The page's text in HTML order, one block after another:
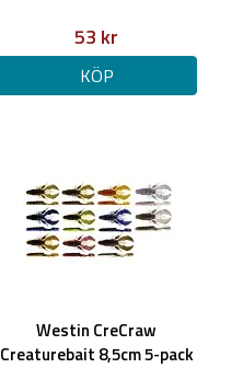
53 kr
KÖP
Westin CreCraw
Creaturebait 8,5cm 5-pack